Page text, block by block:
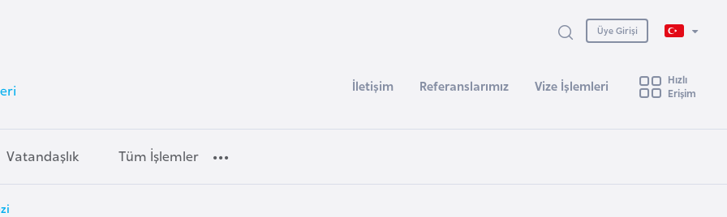
Üye Girişi
İletişim Referanslarımız Vize İşlemleri
Hızlı
Erişim
Vatandaşlık Tüm İşlemler